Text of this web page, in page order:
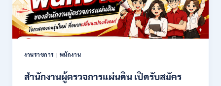
คัด
เลือก
บุคคล
เพื่อ
เป็น
ชั่วคราว
หลาย
งานราชการ | พนักงาน
สำนักงานผู้ตรวจการแผ่นดิน เปิดรับสมัคร